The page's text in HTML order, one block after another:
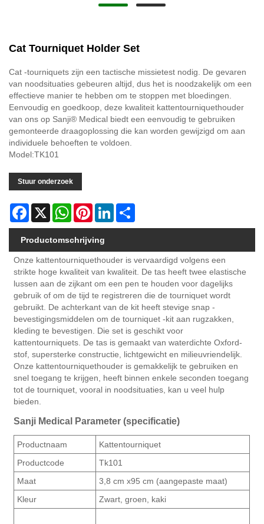
Cat Tourniquet Holder Set
Cat -tourniquets zijn een tactische missietest nodig. De gevaren
van noodsituaties gebeuren altijd, dus het is noodzakelijk om een ​​
effectieve manier te hebben om te stoppen met bloedingen.
Eenvoudig en goedkoop, deze kwaliteit kattentourniquethouder
van ons op Sanji® Medical biedt een eenvoudig te gebruiken
gemonteerde draagoplossing die kan worden gewijzigd om aan
individuele behoeften te voldoen.
Model:TK101
Stuur onderzoek
Facebook
X WhatsAppPinterestLinkedIn
Productomschrijving
Onze kattentourniquethouder is vervaardigd volgens een
strikte hoge kwaliteit van kwaliteit. De tas heeft twee elastische
lussen aan de zijkant om een ​​pen te houden voor dagelijks
gebruik of om de tijd te registreren die de tourniquet wordt
gebruikt. De achterkant van de kit heeft stevige snap -
bevestigingsmiddelen om de tourniquet -kit aan rugzakken,
kleding te bevestigen. Die set is geschikt voor
kattentourniquets. De tas is gemaakt van waterdichte Oxford-
stof, supersterke constructie, lichtgewicht en milieuvriendelijk.
Onze kattentourniquethouder is gemakkelijk te gebruiken en
snel toegang te krijgen, heeft binnen enkele seconden toegang
tot de tourniquet, vooral in noodsituaties, kan u veel hulp
bieden.
Sanji Medical Parameter (specificatie)
Productnaam
Kattentourniquet
Productcode
Tk101
Maat
3,8 cm x95 cm (aangepaste maat)
Kleur
Zwart, groen, kaki